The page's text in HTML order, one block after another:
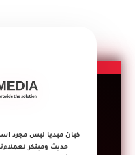
كيان ميديا ليس مجرد
حديث ومبتكر